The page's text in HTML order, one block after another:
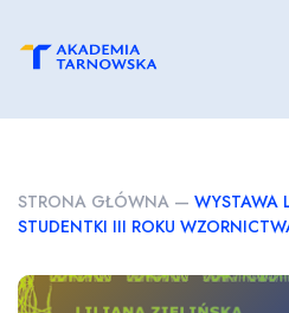
STRONA GŁÓWNA — WYSTAWA
STUDENTKI III ROKU